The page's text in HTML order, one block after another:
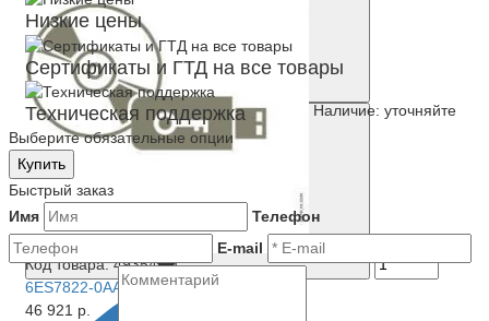
Наличие: уточняйте
Код товара: 49354-01
6ES7822-0AA04-0YA5
46 921 р.
Низкие цены
Сертификаты и ГТД на все товары
Техническая поддержка
Выберите обязательные опции
Купить
Быстрый заказ
Имя
Телефон
E-mail